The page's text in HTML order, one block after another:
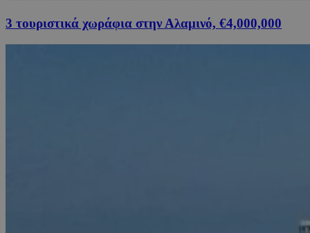
3 τουριστικά χωράφια στην Αλαμινό, €4,000,000